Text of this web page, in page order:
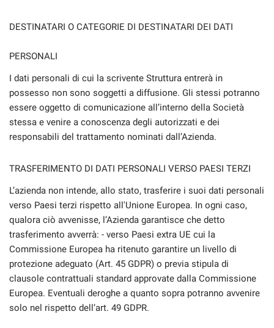
DESTINATARI O CATEGORIE DI DESTINATARI DEI DATI
PERSONALI
I dati personali di cui la scrivente Struttura entrerà in
possesso non sono soggetti a diffusione. Gli stessi potranno
essere oggetto di comunicazione all’interno della Società
stessa e venire a conoscenza degli autorizzati e dei
responsabili del trattamento nominati dall’Azienda.
TRASFERIMENTO DI DATI PERSONALI VERSO PAESI TERZI
L’azienda non intende, allo stato, trasferire i suoi dati personali
verso Paesi terzi rispetto all'Unione Europea. In ogni caso,
qualora ciò avvenisse, l’Azienda garantisce che detto
trasferimento avverrà: - verso Paesi extra UE cui la
Commissione Europea ha ritenuto garantire un livello di
protezione adeguato (Art. 45 GDPR) o previa stipula di
clausole contrattuali standard approvate dalla Commissione
Europea. Eventuali deroghe a quanto sopra potranno avvenire
solo nel rispetto dell’art. 49 GDPR.